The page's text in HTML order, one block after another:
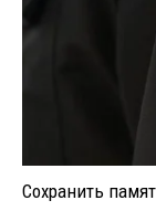
Сохранить